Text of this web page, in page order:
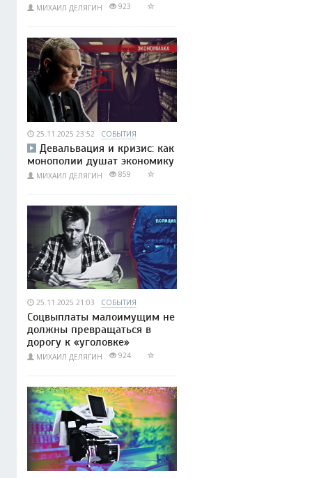
МИХАИЛ ДЕЛЯГИН 923
25.11.2025 23:52 СОБЫТИЯ
Девальвация и кризис: как
монополии душат экономику
МИХАИЛ ДЕЛЯГИН 859
25.11.2025 21:03 СОБЫТИЯ
Соцвыплаты малоимущим не
должны превращаться в
дорогу к «уголовке»
МИХАИЛ ДЕЛЯГИН 924